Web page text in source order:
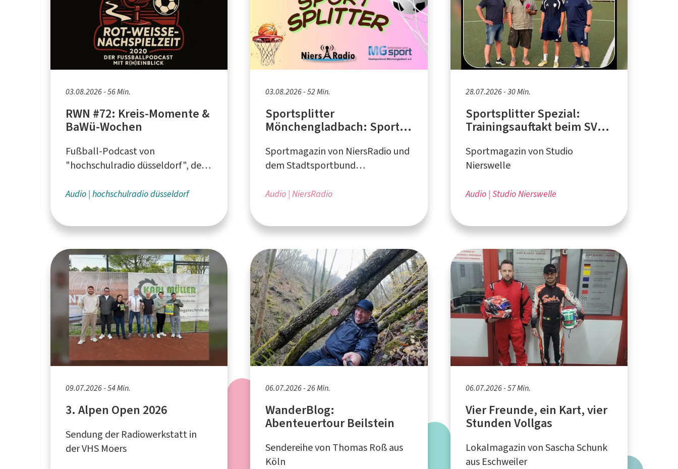
03.08.2026 - 56 Min.
RWN #72: Kreis-Momente &
BaWü-Wochen
Fußball-Podcast von
"hochschulradio düsseldorf", dem
Hochschulen
Audio hochschulradio düsseldorf
03.08.2026 - 52 Min.
Sportsplitter
Mönchengladbach: Sport
Mönchengladbach
Sportmagazin von NiersRadio und
dem Stadtsportbund
Audio NiersRadio
28.07.2026 - 30 Min.
Sportsplitter Spezial:
Trainingsauftakt beim SV
Trainer Frank Wachmeister
Sportmagazin von Studio
Nierswelle
Audio Studio Nierswelle
09.07.2026 - 54 Min.
3. Alpen Open 2026
Sendung der Radiowerkstatt in
der VHS Moers
06.07.2026 - 26 Min.
WanderBlog:
Abenteuertour Beilstein
Sendereihe von Thomas Roß aus
Köln
06.07.2026 - 57 Min.
Vier Freunde, ein Kart, vier
Stunden Vollgas
Lokalmagazin von Sascha Schunk
aus Eschweiler